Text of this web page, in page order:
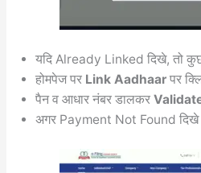
यदि Already Linked दिखे, तो
होमपेज पर Link Aadhaarपर
पैन व आधार नंबर डालकर
अगर Payment Not Found दिखे